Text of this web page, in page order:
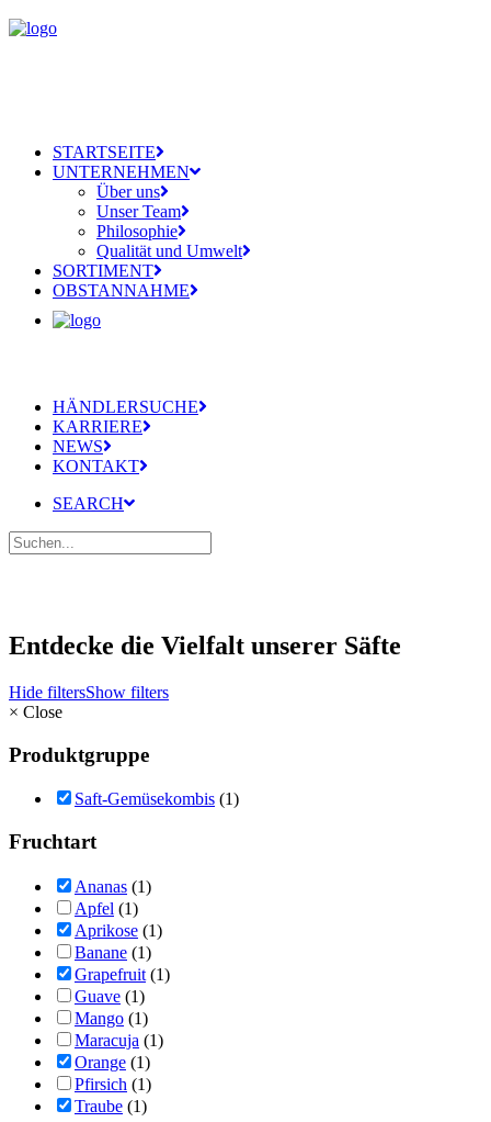
STARTSEITE
UNTERNEHMEN
Über uns
Unser Team
Philosophie
Qualität und Umwelt
SORTIMENT
OBSTANNAHME
HÄNDLERSUCHE
KARRIERE
NEWS
KONTAKT
SEARCH
Entdecke die Vielfalt unserer Säfte
Hide filtersShow filters
× Close
Produktgruppe
Saft-Gemüsekombis (1)
Fruchtart
Ananas (1)
Apfel (1)
Aprikose (1)
Banane (1)
Grapefruit (1)
Guave (1)
Mango (1)
Maracuja (1)
Orange (1)
Pfirsich (1)
Traube (1)